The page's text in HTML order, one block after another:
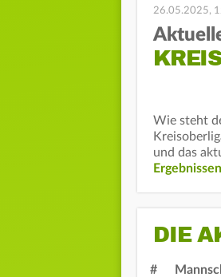
26.05.2025,
Wie steht
und das
DIE
#